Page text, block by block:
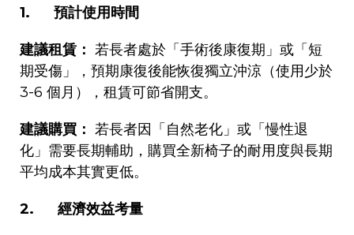
1. 預計使用時間
建議租賃： 若長者處於「手術後康復期」或「短
期受傷」，預期康復後能恢復獨立沖涼（使用少於
3-6 個月），租賃可節省開支。
建議購買： 若長者因「自然老化」或「慢性退
化」需要長期輔助，購買全新椅子的耐用度與長期
平均成本其實更低。
2. 經濟效益考量